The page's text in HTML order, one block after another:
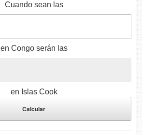
Cuando sean las
en Congo serán las
en Islas Cook